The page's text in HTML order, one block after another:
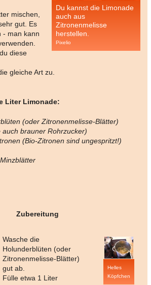
Du kannst die Limonade
auch aus
Zitronenmelisse
herstellen.
Pixelio
mischen,
gut. Es
- man kann
diese
gleiche Art zu.
Liter Limonade:
(oder Zitronenmelisse-Blätter)
brauner Rohrzucker)
(Bio-Zitronen sind ungespritzt!)
Zubereitung
Wasche die
Holunderblüten (oder
Zitronenmelisse-Blätter)
gut ab.
Fülle etwa 1 Liter
Helles
Köpfchen